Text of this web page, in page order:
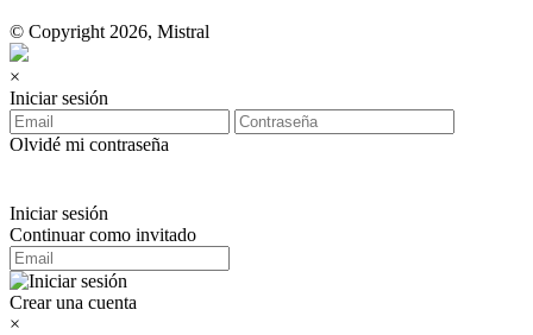
© Copyright 2026, Mistral
×
Iniciar sesión
Olvidé mi contraseña
Iniciar sesión
Continuar como invitado
Crear una cuenta
×